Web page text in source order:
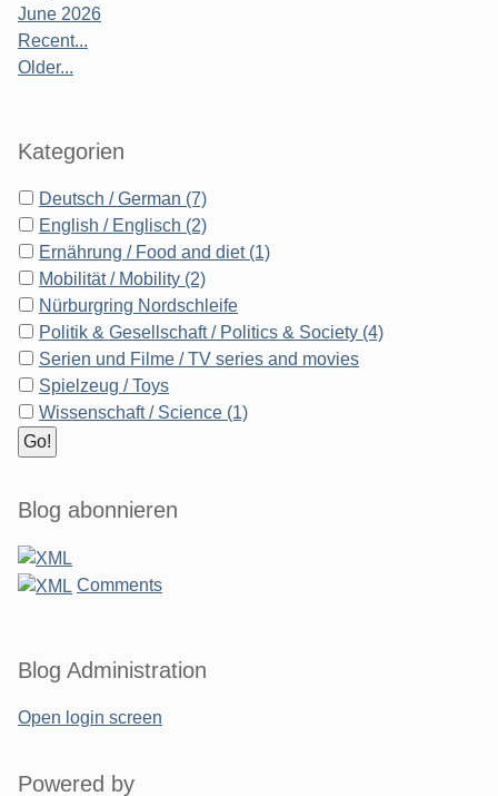
June 2026
Recent...
Older...
Kategorien
Deutsch / German (7)
English / Englisch (2)
Ernährung / Food and diet (1)
Mobilität / Mobility (2)
Nürburgring Nordschleife
Politik & Gesellschaft / Politics & Society (4)
Serien und Filme / TV series and movies
Spielzeug / Toys
Wissenschaft / Science (1)
Blog abonnieren
Comments
Blog Administration
Open login screen
Powered by